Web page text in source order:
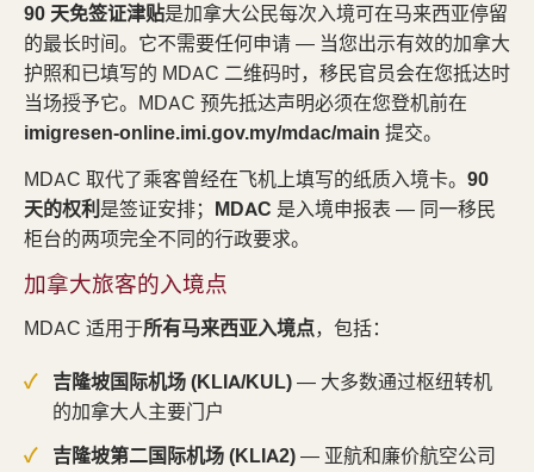
90 天免签证津贴是加拿大公民每次入境可在马来西亚停留
的最长时间。它不需要任何申请 — 当您出示有效的加拿大
护照和已填写的 MDAC 二维码时，移民官员会在您抵达时
当场授予它。MDAC 预先抵达声明必须在您登机前在
imigresen-online.imi.gov.my/mdac/main 提交。
MDAC 取代了乘客曾经在飞机上填写的纸质入境卡。 90
天的权利 是签证安排； MDAC 是入境申报表 — 同一移民
柜台的两项完全不同的行政要求。
加拿大旅客的入境点
MDAC 适用于所有马来西亚入境点，包括：
吉隆坡国际机场 (KLIA/KUL)— 大多数通过枢纽转机
的加拿大人主要门户
吉隆坡第二国际机场 (KLIA2)— 亚航和廉价航空公司